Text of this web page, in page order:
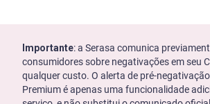
Importante: a Serasa comunica
consumidores sobre negativações em seu
qualquer custo. O alerta de pré-
Premium é apenas uma funcionalidade